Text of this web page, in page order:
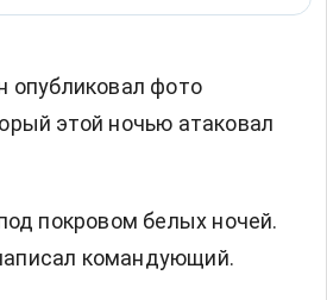
опубликовал фото
этой ночью атаковал
покровом белых ночей.
командующий.